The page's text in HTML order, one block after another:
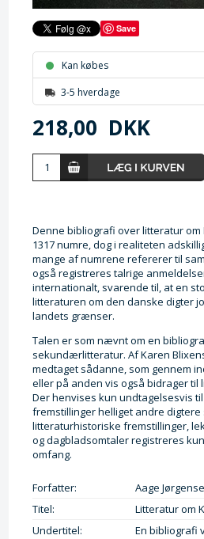
Save
Kan købes
3-5 hverdage
218,00 DKK
Denne bibliografi over litteratur
1317 numre, dog i realiteten
mange af numrene refererer til
også registreres talrige
internationalt, svarende til, at en
litteraturen om den danske digter
landets grænser.
Talen er som nævnt om en
sekundærlitteratur. Af Karen
medtaget sådanne, som gennem
eller på anden vis også bidrager til
Der henvises kun undtagelsesvis
fremstillinger helliget andre digtere
litteraturhistoriske fremstillinger,
og dagbladsomtaler registreres
omfang.
Forfatter:
Aage
Titel:
Litteratur om
Undertitel:
En bibliografi